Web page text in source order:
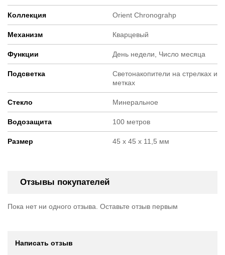
Коллекция Orient Chronograhp
Механизм Кварцевый
Функции День недели, Число месяца
Подсветка
Светонакопители на стрелках и
метках
Стекло Минеральное
Водозащита 100 метров
Размер 45 х 45 х 11,5 мм
Отзывы покупателей
Пока нет ни одного отзыва. Оставьте отзыв первым
Написать отзыв